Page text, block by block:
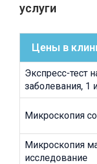
услуги
Цены в
Экспресс-тест
заболевания, 1
Микроскопия
Микроскопия
исследование